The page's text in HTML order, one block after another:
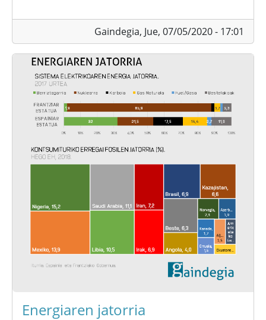
Gaindegia, Jue, 07/05/2020 - 17:01
Energiaren jatorria